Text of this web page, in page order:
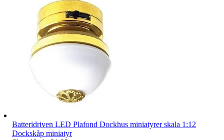
Batteridriven LED Plafond Dockhus miniatyrer skala 1:12
Dockskåp miniatyr